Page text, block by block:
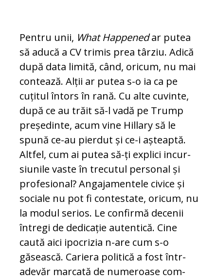
Pentru unii, What Happenedar putea
să aducă a CV trimis prea târziu. Adică
după da­ta limită, când, oricum, nu mai
con­tea­ză. Alții ar putea s-o ia ca pe
cuțitul întors în rană. Cu alte cuvinte,
după ce au trăit să-l vadă pe Trump
președinte, acum vine Hil­la­ry să le
spună ce-au pierdut și ce-i aș­teap­tă.
Altfel, cum ai putea să-ți explici in­cur­
siunile vaste în trecutul personal și
pro­fe­sional? Angajamentele civice și
so­cia­le nu pot fi contestate, oricum, nu
la mo­dul se­rios. Le confirmă decenii
întregi de de­di­ca­ție autentică. Cine
caută aici ipo­cri­zia n-are cum s-o
găsească. Cariera po­li­ti­că a fost în­tr-
adevăr marcată de nu­me­roa­se com­